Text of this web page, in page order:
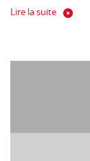
Lire la suite